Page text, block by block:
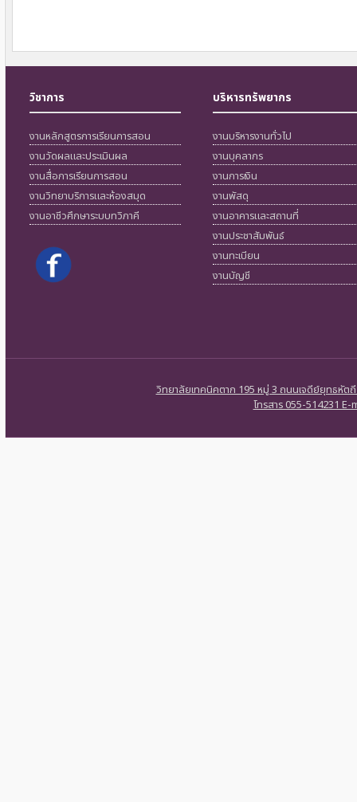
วิชาการ
งานหลักสูตรการเรียนการสอน
งานวัดผลและประเมินผล
งานสื่อการเรียนการสอน
งานวิทยาบริการและห้องสมุด
งานอาชีวศึกษาระบบทวิภาคี
บริหารทรัพยากร
งานบริหารงานทั่วไป
งานบุคลากร
งานการเงิน
งานพัสดุ
งานอาคารและสถานที่
งานประชาสัมพันธ์
งานทะเบียน
งานบัญชี
วิทยาลัยเทคนิคตาก 195 หมู่ 3 ถนนเจดีย์ยุทธหัต
โทรสาร 055-514231